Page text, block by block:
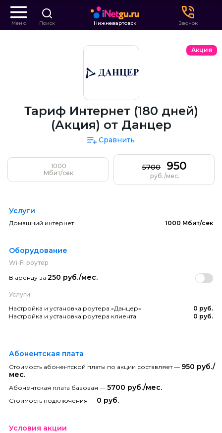
Меню Поиск Нижневартовск Звонок
Акция
Тариф Интернет (180 дней)
(Акция) от Данцер
Сравнить
1000
Мбит/сек
5700 950
руб./мес.
Услуги
Домашний интернет 1000 Мбит/сек
Оборудование
Wi-Fi роутер
В аренду за 250 руб./мес.
Услуги
Настройка и установка роутера «Данцер»
0 руб.
Настройка и установка роутера клиента
0 руб.
Абонентская плата
Стоимость абонентской платы по акции составляет — 950 руб./
мес.
Абонентская плата базовая — 5700 руб./мес.
Стоимость подключения — 0 руб.
Условия акции